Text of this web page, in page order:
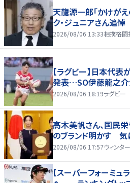
天龍源一郎「かけがえ
ク・ジュニアさん追悼
2026/08/06 13:33相撲格闘
【ラグビー】日本代表
発表…SO伊藤龍之介
2026/08/06 18:19ラグビー
高木美帆さん、国民栄
のブランド明かす
2026/08/06 17:57ウィンタ
【スーパーフォーミ